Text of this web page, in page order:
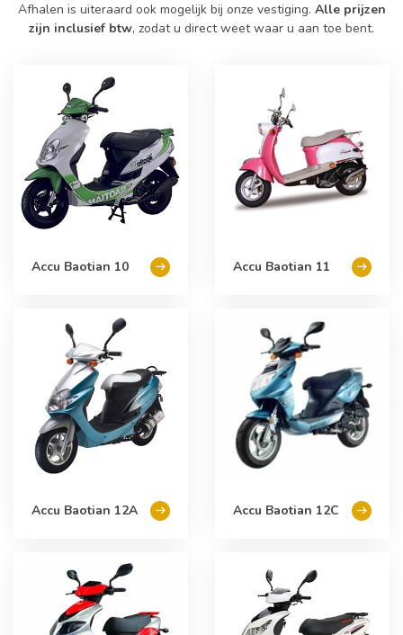
Afhalen is uiteraard ook mogelijk bij onze vestiging. Alle prijzen
zijn inclusief btw, zodat u direct weet waar u aan toe bent.
Accu Baotian 10 Accu Baotian 11
Accu Baotian 12A Accu Baotian 12C